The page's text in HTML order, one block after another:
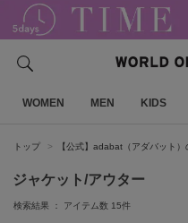
WOMEN MEN KIDS
トップ 【公式】adabat（アダバット）
ジャケット/アウター
検索結果 ： アイテム数 15件